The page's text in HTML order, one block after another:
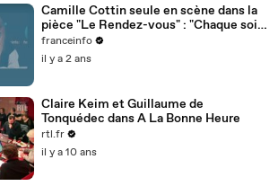
Camille Cottin seule en scène dans la
pièce "Le Rendez-vous" : "Chaque soir,
je me requestionne sur ce qui anime ce
personnage"
franceinfo
il y a 2 ans
Claire Keim et Guillaume de
Tonquédec dans A La Bonne Heure
rtl.fr
il y a 10 ans